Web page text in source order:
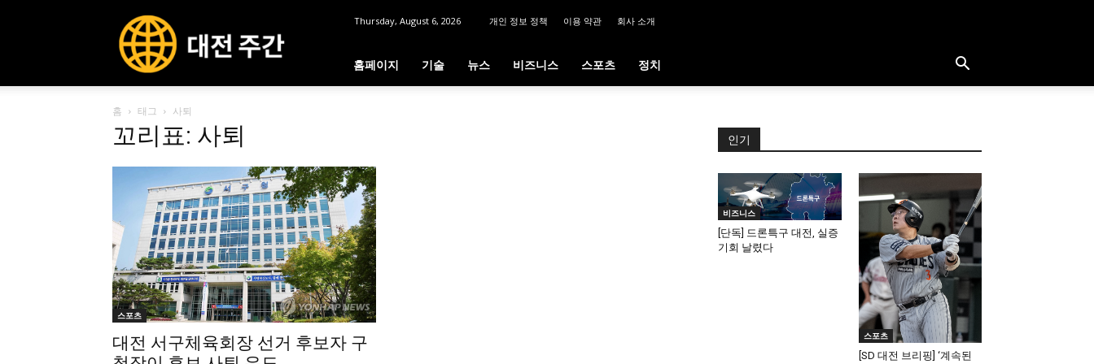
전
주
Thursday, August 6, 2026 개인 정보 정책 이용 약관 회사 소개
홈페이지 기술 뉴스 비즈니스 스포츠 정치
홈 태그 사퇴
꼬리표: 사퇴
스포츠
대전 서구체육회장 선거 후보자 구
인기
비즈니스
[단독] 드론특구 대전, 실증
기회 날렸다
스포츠
[SD 대전 브리핑] ‘계속된